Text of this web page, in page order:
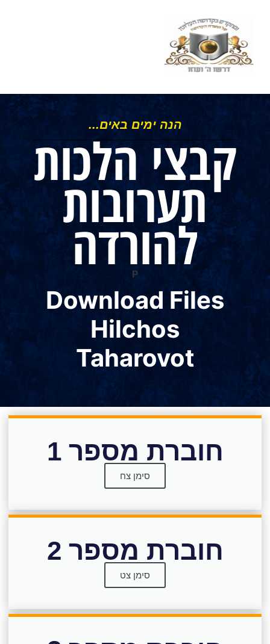
הנה ימים באים...
קבצי הלכות
תערובות
להורדה
P
Download Files
Hilchos
Taharovot
חוברת מספר 1
סימן צח
חוברת מספר 2
סימן צט